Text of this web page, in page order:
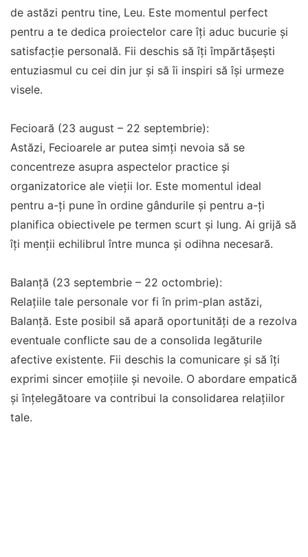
de astăzi pentru tine, Leu. Este momentul perfect
pentru a te dedica proiectelor care îți aduc bucurie și
satisfacție personală. Fii deschis să îți împărtășești
entuziasmul cu cei din jur și să îi inspiri să își urmeze
visele.
Fecioară (23 august – 22 septembrie):
Astăzi, Fecioarele ar putea simți nevoia să se
concentreze asupra aspectelor practice și
organizatorice ale vieții lor. Este momentul ideal
pentru a-ți pune în ordine gândurile și pentru a-ți
planifica obiectivele pe termen scurt și lung. Ai grijă să
îți menții echilibrul între munca și odihna necesară.
Balanță (23 septembrie – 22 octombrie):
Relațiile tale personale vor fi în prim-plan astăzi,
Balanță. Este posibil să apară oportunități de a rezolva
eventuale conflicte sau de a consolida legăturile
afective existente. Fii deschis la comunicare și să îți
exprimi sincer emoțiile și nevoile. O abordare empatică
și înțelegătoare va contribui la consolidarea relațiilor
tale.